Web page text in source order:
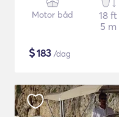
Motor båd
18 ft
5 m
$183 /dag